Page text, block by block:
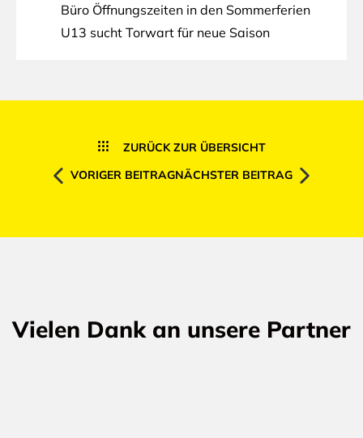
Büro Öffnungszeiten in den Sommerferien
U13 sucht Torwart für neue Saison
ZURÜCK ZUR ÜBERSICHT
VORIGER BEITRAGNÄCHSTER BEITRAG
Vielen Dank an unsere Partner